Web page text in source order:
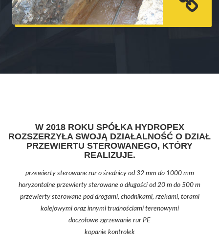
W 2018 ROKU SPÓŁKA HYDROPEX
ROZSZERZYŁA SWOJĄ DZIAŁALNOŚĆ O DZIAŁ
PRZEWIERTU STEROWANEGO, KTÓRY
REALIZUJE.
przewierty sterowane rur o średnicy od 32 mm do 1000 mm
horyzontalne przewierty sterowane o długości od 20 m do 500 m
przewierty sterowane pod drogami, chodnikami, rzekami, torami
kolejowymi oraz innymi trudnościami terenowymi
doczołowe zgrzewanie rur PE
kopanie kontrolek